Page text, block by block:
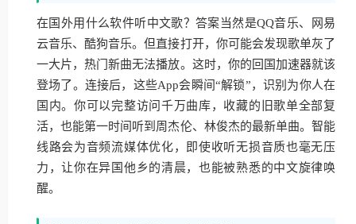
在国外用什么软件听中文歌？答案当然是QQ音乐、网易
云音乐、酷狗音乐。但直接打开，你可能会发现歌单灰了
一大片，热门新曲无法播放。这时，你的回国加速器就该
登场了。连接后，这些App会瞬间“解锁”，识别为你人在
国内。你可以完整访问千万曲库，收藏的旧歌单全部复
活，也能第一时间听到周杰伦、林俊杰的最新单曲。智能
线路会为音频流媒体优化，即使收听无损音质也毫无压
力，让你在异国他乡的清晨，也能被熟悉的中文旋律唤
醒。